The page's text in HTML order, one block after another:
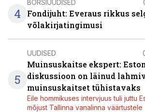
4
BÖRSIUUDISED
Fondijuht: Everaus rikkus
võlakirjatingimusi
5
UUDISED
Muinsuskaitse ekspert:
diskussioon on läinud
muinsuskaitset tühistavaks
Eile hommikuses intervjuus tuli juttu
mõjust Tallinna vanalinna väärtustele